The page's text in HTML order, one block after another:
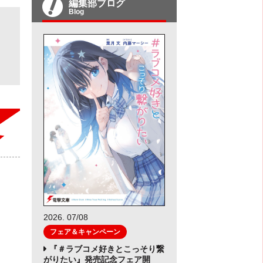
編集部ブログ
Blog
2026. 07/08
フェア＆キャンペーン
『＃ラブコメ好きとこっそり繋
がりたい』発売記念フェア開